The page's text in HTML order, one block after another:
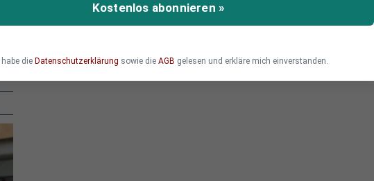
Kostenlos abonnieren »
habe die Datenschutzerklärung sowie die AGB gelesen und erkläre mich einverstanden.